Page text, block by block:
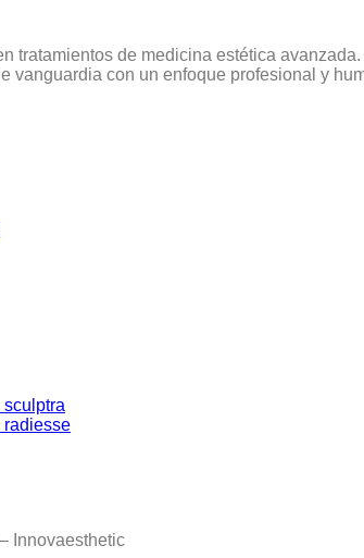
tratamientos de medicina estética
vanguardia con un enfoque profesional y
radiesse
Innovaesthetic